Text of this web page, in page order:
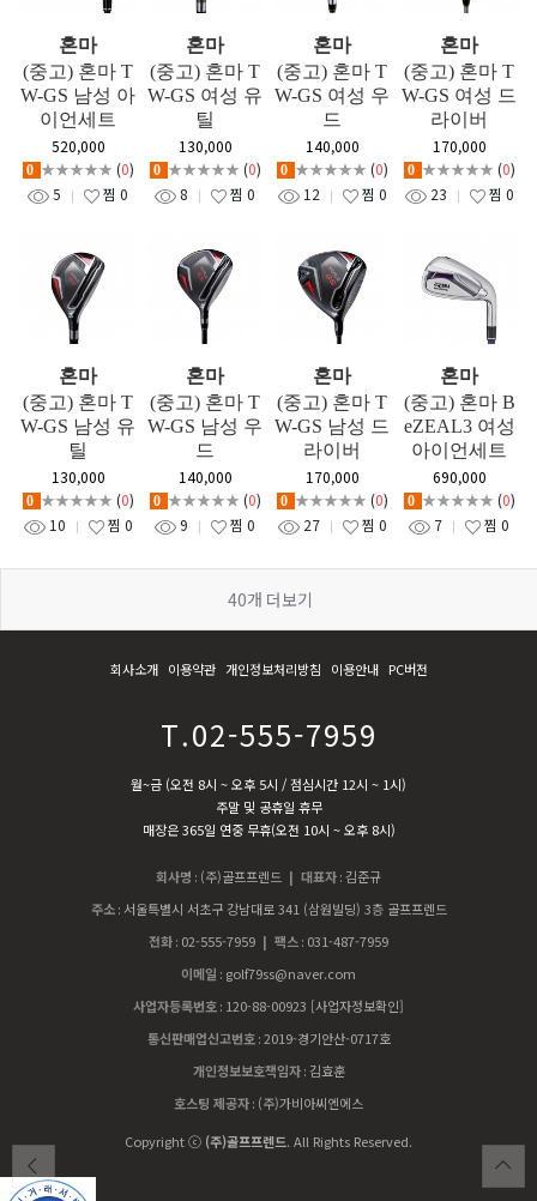
혼마
(중고) 혼마 T
W-GS 남성 아
이언세트
520,000
0 ★★★★★ (0)
5
찜 0
혼마
(중고) 혼마 T
W-GS 여성 유
틸
130,000
0 ★★★★★ (0)
8
찜 0
혼마
(중고) 혼마 T
W-GS 여성 우
드
140,000
0 ★★★★★ (0)
12
찜 0
혼마
(중고) 혼마 T
W-GS 여성 드
라이버
170,000
0 ★★★★★ (0)
23
찜 0
혼마
(중고) 혼마 T
W-GS 남성 유
틸
130,000
0 ★★★★★ (0)
10
찜 0
혼마
(중고) 혼마 T
W-GS 남성 우
드
140,000
0 ★★★★★ (0)
9
찜 0
혼마
(중고) 혼마 T
W-GS 남성 드
라이버
170,000
0 ★★★★★ (0)
27
찜 0
혼마
(중고) 혼마 B
eZEAL3 여성
아이언세트
690,000
0 ★★★★★ (0)
7
찜 0
40개 더보기
회사소개 이용약관 개인정보처리방침 이용안내 PC버전
T.02-555-7959
월~금 (오전 8시 ~ 오후 5시 / 점심시간 12시 ~ 1시)
주말 및 공휴일 휴무
매장은 365일 연중 무휴(오전 10시 ~ 오후 8시)
회사명 : (주)골프프렌드 | 대표자: 김준규
주소 : 서울특별시 서초구 강남대로 341 (삼원빌딩) 3층 골프프렌드
전화: 02-555-7959 | 팩스: 031-487-7959
이메일 : golf79ss@naver.com
사업자등록번호: 120-88-00923 [사업자정보확인]
통신판매업신고번호 :2019-경기안산-0717호
개인정보보호책임자 : 김효훈
호스팅 제공자: (주)가비아씨엔에스
Copyright ⓒ (주)골프프렌드. All Rights Reserved.